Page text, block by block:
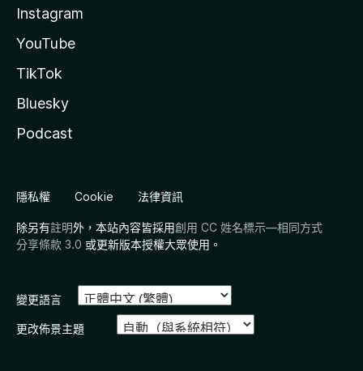
Instagram
YouTube
TikTok
Bluesky
Podcast
隱私權 Cookie 法律資訊
除另有註明外，本站內容皆採用創用 CC 姓名標示—相同方式
分享條款 3.0 或更新版本授權大眾使用。
變更語言
更改佈景主題